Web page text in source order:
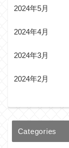
2024年5月
2024年4月
2024年3月
2024年2月
Categories